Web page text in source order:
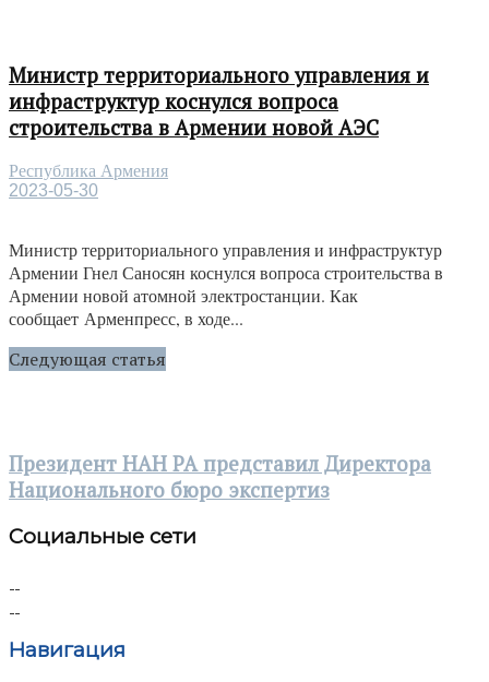
Министр территориального управления и
инфраструктур коснулся вопроса
строительства в Армении новой АЭС
Республика Армения
2023-05-30
Министр территориального управления и инфраструктур
Армении Гнел Саносян коснулся вопроса строительства в
Армении новой атомной электростанции. Как
сообщает Арменпресс, в ходе...
Следующая статья
Президент НАН РА представил Директора
Национального бюро экспертиз
Социальные сети
Навигация